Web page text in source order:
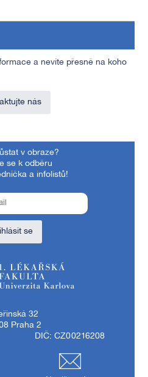
a nevíte přesně na koho
nás
v obraze?
se k odběru
a infolistů!
se
32
Praha 2
DIČ: CZ00216208